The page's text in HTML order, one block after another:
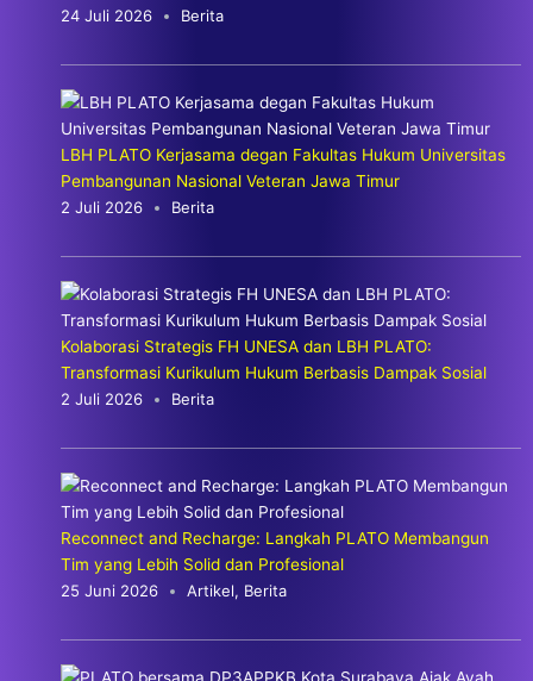
24 Juli 2026
Berita
LBH PLATO Kerjasama degan Fakultas Hukum Universitas
Pembangunan Nasional Veteran Jawa Timur
2 Juli 2026
Berita
Kolaborasi Strategis FH UNESA dan LBH PLATO:
Transformasi Kurikulum Hukum Berbasis Dampak Sosial
2 Juli 2026
Berita
Reconnect and Recharge: Langkah PLATO Membangun
Tim yang Lebih Solid dan Profesional
25 Juni 2026
Artikel, Berita